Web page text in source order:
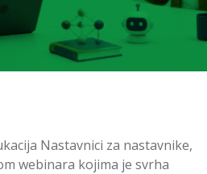
Nastavnici za nastavnike,
webinara kojima je svrha